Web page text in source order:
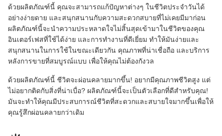
ด้วยผลิตภัณฑ์นี้ คุณจะสามารถแก้ปัญหาต่างๆ ในชีวิตประจําวันได้
อย่างง่ายดาย และสนุกสนานกับความสะดวกสบายที่ไม่เคยมีมาก่อน
ผลิตภัณฑ์นี้จะนําความประหลาดใจไม่สิ้นสุดเข้ามาในชีวิตของคุณ
อินเตอร์เฟสที่ใช้ได้ง่าย และการทํางานที่ดีเยี่ยม ทําให้มันง่ายและ
สนุกสนานในการใช้ในขณะเดียวกัน คุณภาพที่น่าเชื่อถือ และบริการ
หลังการขายที่สมบูรณ์แบบ เพื่อให้คุณไม่ต้องกังวล
ด้วยผลิตภัณฑ์นี้ ชีวิตจะผ่อนคลายมากขึ้น! อยากมีคุณภาพชีวิตสูง แต่
ไม่อยากติดกับสิ่งที่น่าเบื่อ? ผลิตภัณฑ์นี้จะเป็นตัวเลือกที่ดีสําหรับคุณ!
มันจะทําให้คุณมีประสบการณ์ชีวิตที่สะดวกและสบายใจมากขึ้นเพื่อให้
คุณรู้สึกผ่อนคลายกว่าเดิม